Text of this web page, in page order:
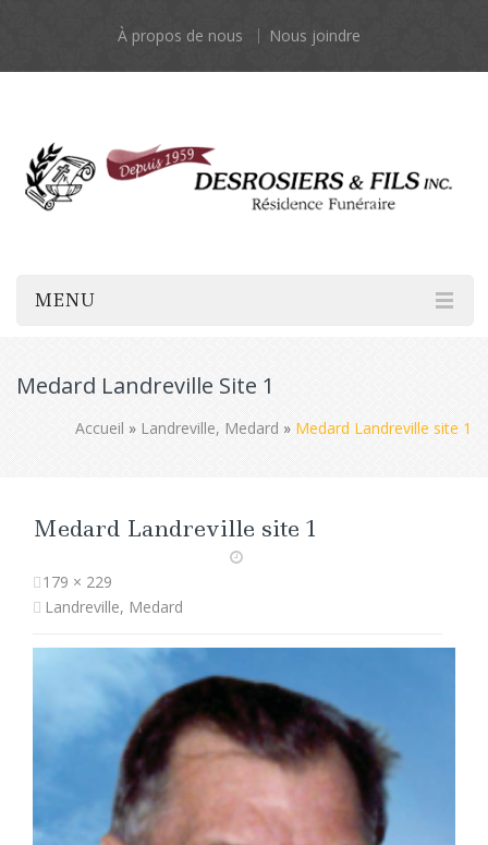
À propos de nous Nous joindre
MENU
Medard Landreville Site 1
Accueil » Landreville, Medard » Medard Landreville site 1
Medard Landreville site 1
179 × 229
Landreville, Medard